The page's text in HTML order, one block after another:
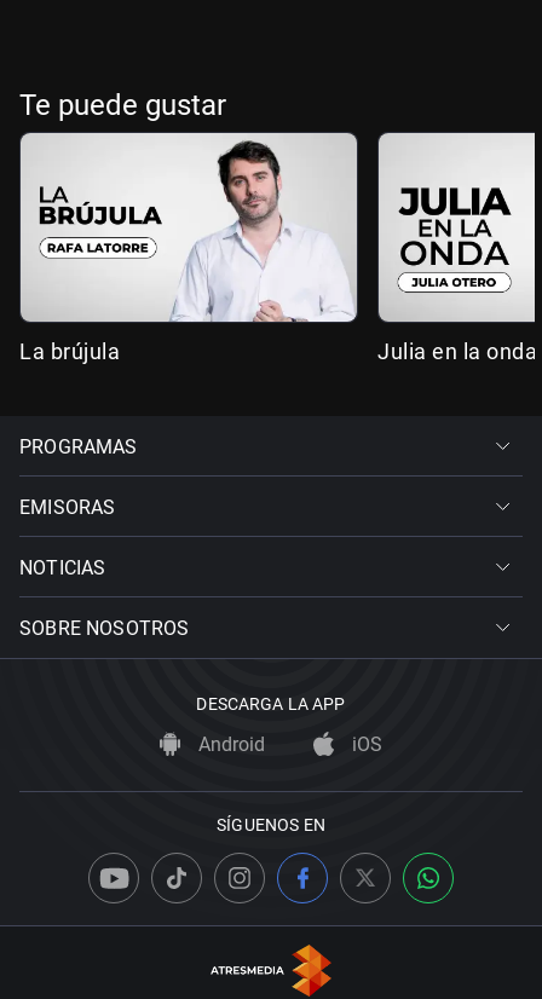
Te puede gustar
La brújula Julia en la onda
PROGRAMAS
EMISORAS
NOTICIAS
SOBRE NOSOTROS
DESCARGA LA APP
Android iOS
SÍGUENOS EN